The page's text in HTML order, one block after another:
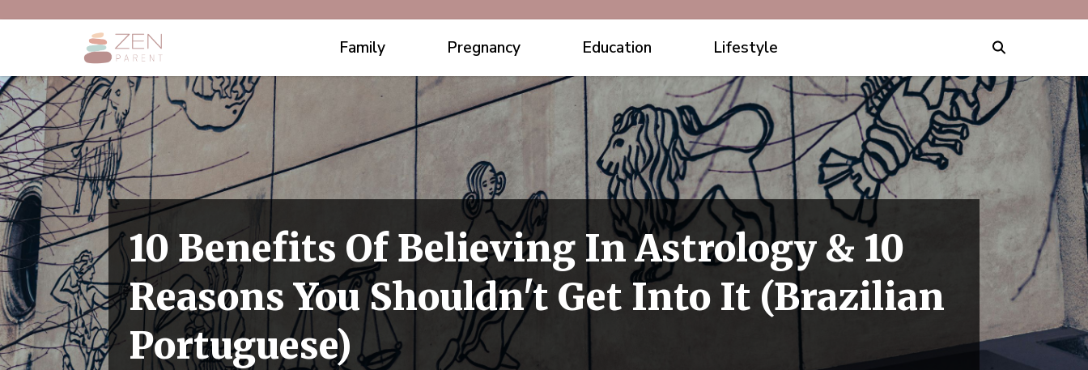
Family Pregnancy Education Lifestyle
10 Benefits Of Believing In Astrology & 10
Reasons You Shouldn't Get Into It (Brazilian
Portuguese)